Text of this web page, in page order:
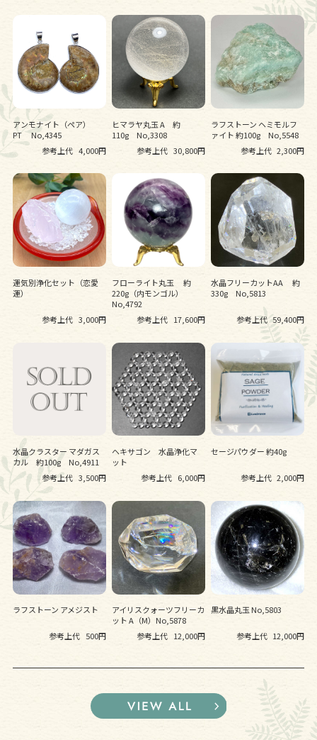
アンモナイト（ペア）
PT No,4345
参考上代 4,000円
ヒマラヤ丸玉 A 約
110g No,3308
参考上代 30,800円
ラフストーン ヘミモルフ
ァイト 約100g No,5548
参考上代 2,300円
運気別浄化セット（恋愛
運）
参考上代 3,000円
フローライト丸玉 約
220g（内モンゴル）
No,4792
参考上代 17,600円
水晶フリーカットAA 約
330g No,5813
参考上代 59,400円
水晶クラスター マダガス
カル 約100g No,4911
参考上代 3,500円
ヘキサゴン 水晶浄化マ
ット
参考上代 6,000円
セージパウダー 約40g
参考上代 2,000円
ラフストーン アメジスト
参考上代 500円
アイリスクォーツフリーカ
ット A（M）No,5878
参考上代 12,000円
黒水晶丸玉 No,5803
参考上代 12,000円